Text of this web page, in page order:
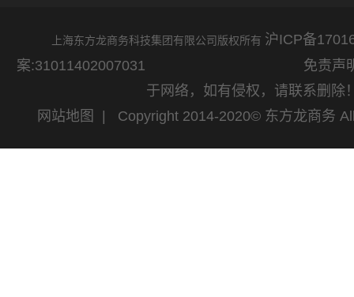
上海东方龙商务科技集团有限公司版权所有 沪ICP备
案:31011402007031 免责声明：网站
于网络，如有侵权，请联系删除
网站地图
| Copyright 2014-2020© 东方龙商务